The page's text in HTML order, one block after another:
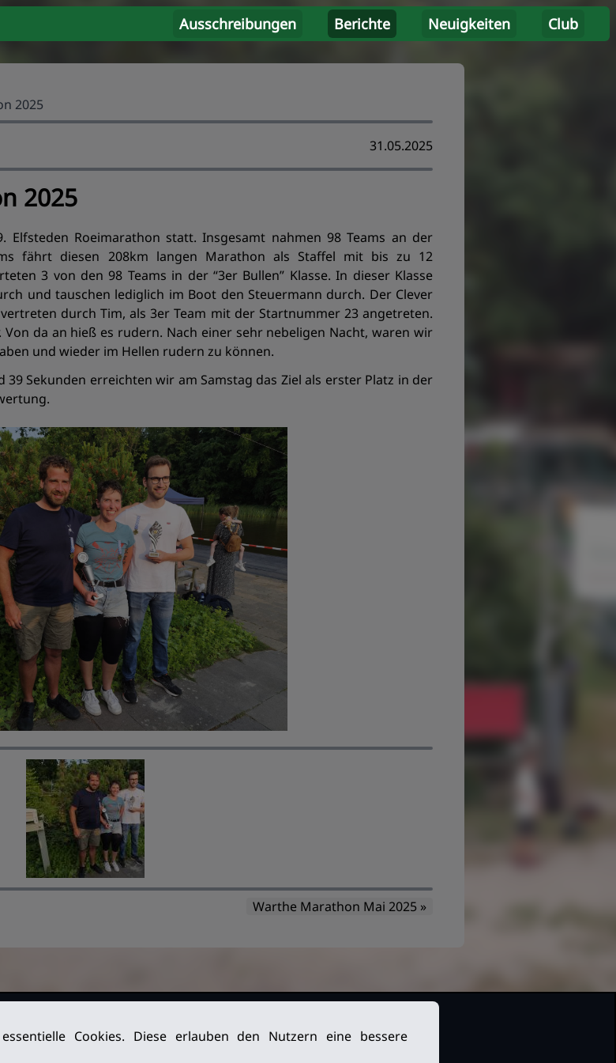
Ausschreibungen Berichte Neuigkeiten Club
2025
31.05.2025
2025
Elfsteden Roeimarathon statt. Insgesamt nahmen 98 Teams an der
fährt diesen 208km langen Marathon als Staffel mit bis zu 12
3 von den 98 Teams in der “3er Bullen” Klasse. In dieser Klasse
und tauschen lediglich im Boot den Steuermann durch. Der Clever
durch Tim, als 3er Team mit der Startnummer 23 angetreten.
da an hieß es rudern. Nach einer sehr nebeligen Nacht, waren wir
und wieder im Hellen rudern zu können.
Sekunden erreichten wir am Samstag das Ziel als erster Platz in der
Warthe Marathon Mai 2025 »
Cookies. Diese erlauben den Nutzern eine bessere